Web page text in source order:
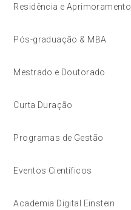
Residência e Aprimoramento
Pós-graduação & MBA
Mestrado e Doutorado
Curta Duração
Programas de Gestão
Eventos Científicos
Academia Digital Einstein